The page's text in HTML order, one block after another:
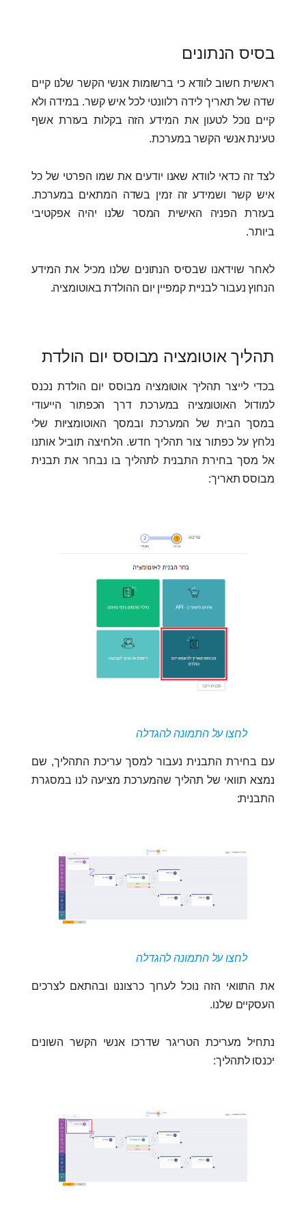
בסיס הנתונים
ראשית חשוב לוודא כי ברשומות אנשי הקשר שלנו קיים
שדה של תאריך לידה רלוונטי לכל איש קשר. במידה ולא
קיים נוכל לטעון את המידע הזה בקלות בעזרת אשף
טעינת אנשי הקשר במערכת.
לצד זה כדאי לוודא שאנו יודעים את שמו הפרטי של כל
איש קשר ושמידע זה זמין בשדה המתאים במערכת.
בעזרת הפניה האישית המסר שלנו יהיה אפקטיבי
ביותר.
לאחר שוידאנו שבסיס הנתונים שלנו מכיל את המידע
הנחוץ נעבור לבניית קמפיין יום ההולדת באוטומציה.
תהליך אוטומציה מבוסס יום הולדת
בכדי לייצר תהליך אוטומציה מבוסס יום הולדת נכנס
למודול האוטומציה במערכת דרך הכפתור הייעודי
במסך הבית של המערכת ובמסך האוטומציות שלי
נלחץ על כפתור צור תהליך חדש. הלחיצה תוביל אותנו
אל מסך בחירת התבנית לתהליך בו נבחר את תבנית
מבוסס תאריך:
לחצו על התמונה להגדלה
עם בחירת התבנית נעבור למסך עריכת התהליך, שם
נמצא תוואי של תהליך שהמערכת מציעה לנו במסגרת
התבנית:
לחצו על התמונה להגדלה
את התוואי הזה נוכל לערוך כרצוננו ובהתאם לצרכים
העסקיים שלנו.
נתחיל מעריכת הטריגר שדרכו אנשי הקשר השונים
יכנסו לתהליך: